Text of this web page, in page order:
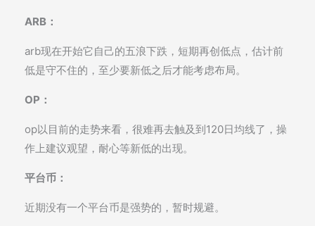
ARB：
arb现在开始它自己的五浪下跌，短期再创低点，估计前
低是守不住的，至少要新低之后才能考虑布局。
OP：
op以目前的走势来看，很难再去触及到120日均线了，操
作上建议观望，耐心等新低的出现。
平台币：
近期没有一个平台币是强势的，暂时规避。